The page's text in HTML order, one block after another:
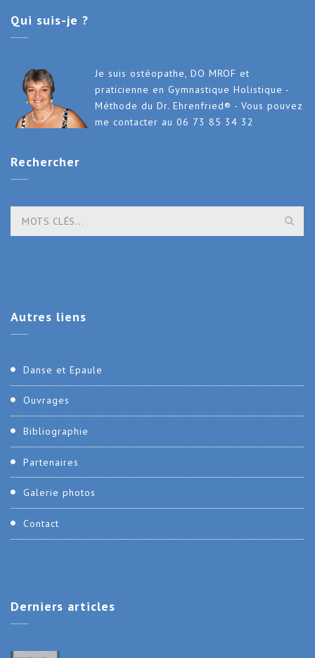
Qui suis-je ?
Je suis ostéopathe, DO MROF et
praticienne en Gymnastique Holistique -
Méthode du Dr. Ehrenfried® - Vous pouvez
me contacter au 06 73 85 34 32
Rechercher
Autres liens
Danse et Epaule
Ouvrages
Bibliographie
Partenaires
Galerie photos
Contact
Derniers articles